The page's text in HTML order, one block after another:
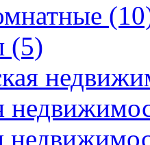
(5)